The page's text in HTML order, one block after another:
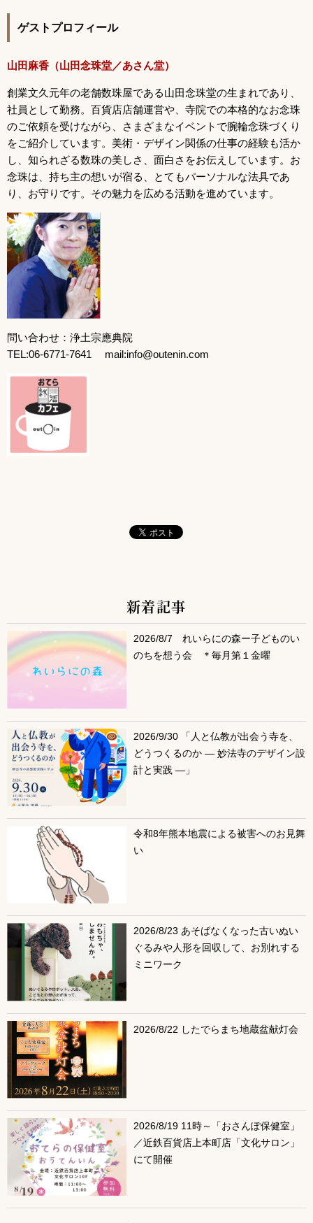
ゲストプロフィール
山田麻香（山田念珠堂／あさん堂）
創業文久元年の老舗数珠屋である山田念珠堂の生まれであり、
社員として勤務。百貨店店舗運営や、寺院での本格的なお念珠
のご依頼を受けながら、さまざまなイベントで腕輪念珠づくり
をご紹介しています。美術・デザイン関係の仕事の経験も活か
し、知られざる数珠の美しさ、面白さをお伝えしています。お
念珠は、持ち主の想いが宿る、とてもパーソナルな法具であ
り、お守りです。その魅力を広める活動を進めています。
問い合わせ：浄土宗應典院
TEL:06-6771-7641 mail:info@outenin.com
サブコンテンツ
新着記事
2026/8/7 れいらにの森ー子どものい
のちを想う会 ＊毎月第１金曜
2026/9/30 「人と仏教が出会う寺を、
どうつくるのか ― 妙法寺のデザイン設
計と実践 ―」
令和8年熊本地震による被害へのお見舞
い
2026/8/23 あそばなくなった古いぬい
ぐるみや人形を回収して、お別れする
ミニワーク
2026/8/22 したでらまち地蔵盆献灯会
2026/8/19 11時～「おさんぽ保健室」
／近鉄百貨店上本町店「文化サロン」
にて開催